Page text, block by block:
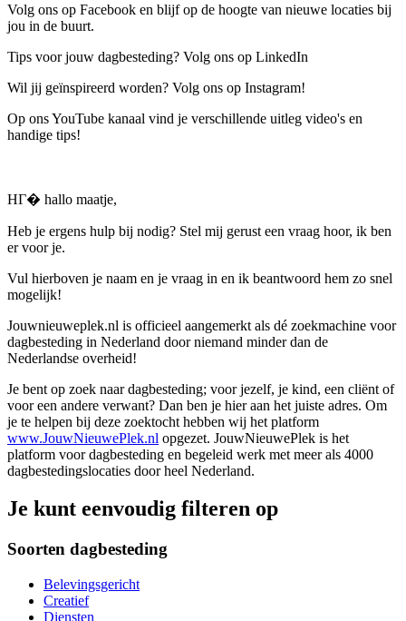
Volg ons op Facebook en blijf op de hoogte van nieuwe locaties bij
jou in de buurt.
Tips voor jouw dagbesteding? Volg ons op LinkedIn
Wil jij geïnspireerd worden? Volg ons op Instagram!
Op ons YouTube kanaal vind je verschillende uitleg video's en
handige tips!
HГ� hallo maatje,
Heb je ergens hulp bij nodig? Stel mij gerust een vraag hoor, ik ben
er voor je.
Vul hierboven je naam en je vraag in en ik beantwoord hem zo snel
mogelijk!
Jouwnieuweplek.nl is officieel aangemerkt als dé zoekmachine voor
dagbesteding in Nederland door niemand minder dan de
Nederlandse overheid!
Je bent op zoek naar dagbesteding; voor jezelf, je kind, een cliënt of
voor een andere verwant? Dan ben je hier aan het juiste adres. Om
je te helpen bij deze zoektocht hebben wij het platform
www.JouwNieuwePlek.nl opgezet. JouwNieuwePlek is het
platform voor dagbesteding en begeleid werk met meer als 4000
dagbestedingslocaties door heel Nederland.
Je kunt eenvoudig filteren op
Soorten dagbesteding
Belevingsgericht
Creatief
Diensten